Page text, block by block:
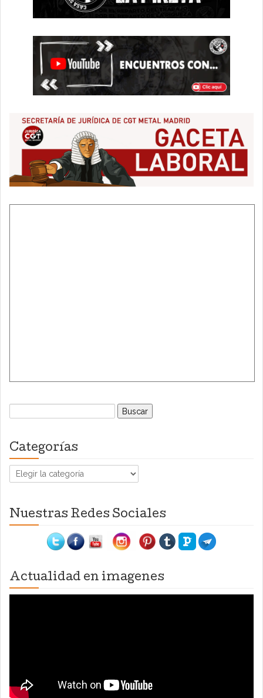
Buscar:
Categorías
Categorías
Nuestras Redes Sociales
Actualidad en imagenes